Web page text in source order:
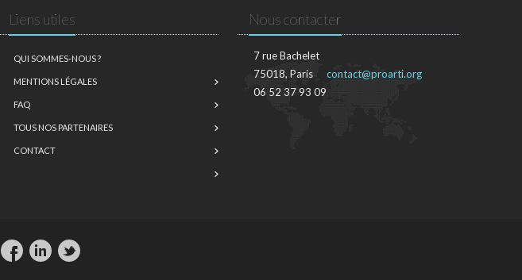
Liens utiles
QUI SOMMES-NOUS ?
MENTIONS LÉGALES
FAQ
TOUS NOS PARTENAIRES
CONTACT
Nous contacter
7 rue Bachelet
75018, Paris
06 52 37 93 09
contact@proarti.org